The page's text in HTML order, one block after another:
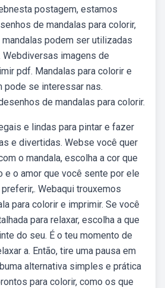
postagem, estamos
de mandalas para colorir,
podem ser utilizadas
Webdiversas imagens de
pdf. Mandalas para colorir e
pode se interessar nas.
de mandalas para colorir.
e lindas para pintar e fazer
e divertidas. Webse você quer
o mandala, escolha a cor que
e o amor que você sente por ele
preferir,. Webaqui trouxemos
para colorir e imprimir. Se você
para relaxar, escolha a que
do seu. É o teu momento de
a. Então, tire uma pausa em
alternativa simples e prática
para colorir, como os que